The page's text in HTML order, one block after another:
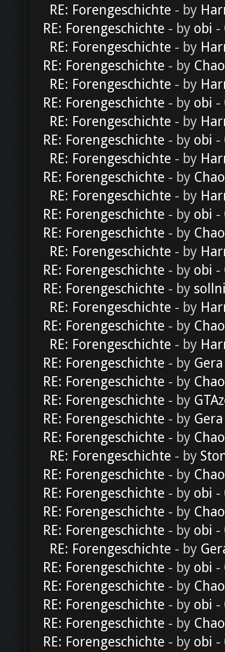
RE: Forengeschichte - by
RE: Forengeschichte - by obi -
RE: Forengeschichte - by
RE: Forengeschichte - by
RE: Forengeschichte - by
RE: Forengeschichte - by obi -
RE: Forengeschichte - by
RE: Forengeschichte - by obi -
RE: Forengeschichte - by
RE: Forengeschichte - by
RE: Forengeschichte - by
RE: Forengeschichte - by obi -
RE: Forengeschichte - by
RE: Forengeschichte - by
RE: Forengeschichte - by obi -
RE: Forengeschichte - by
RE: Forengeschichte - by
RE: Forengeschichte - by
RE: Forengeschichte - by
RE: Forengeschichte - by Gera
RE: Forengeschichte - by
RE: Forengeschichte - by
RE: Forengeschichte - by Gera
RE: Forengeschichte - by
RE: Forengeschichte - by
RE: Forengeschichte - by
RE: Forengeschichte - by obi -
RE: Forengeschichte - by
RE: Forengeschichte - by obi -
RE: Forengeschichte - by
RE: Forengeschichte - by obi -
RE: Forengeschichte - by
RE: Forengeschichte - by obi -
RE: Forengeschichte - by
RE: Forengeschichte - by obi -